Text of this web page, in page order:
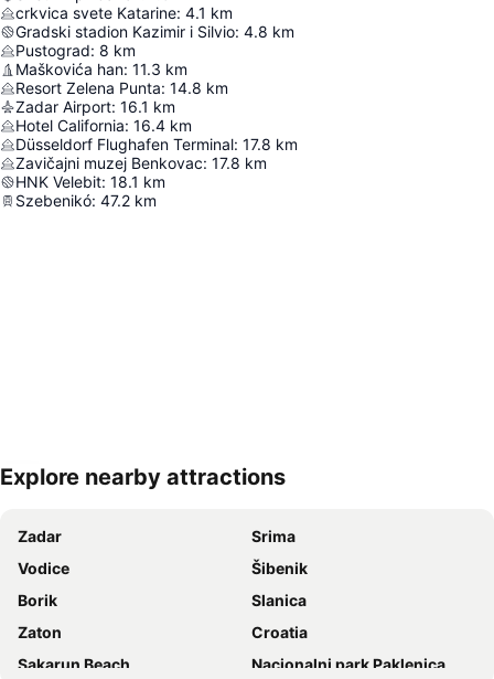
crkvica svete Katarine: 4.1 km
Gradski stadion Kazimir i Silvio: 4.8 km
Pustograd: 8 km
Maškovića han: 11.3 km
Resort Zelena Punta: 14.8 km
Zadar Airport: 16.1 km
Hotel California: 16.4 km
Düsseldorf Flughafen Terminal: 17.8 km
Zavičajni muzej Benkovac: 17.8 km
HNK Velebit: 18.1 km
Szebenikó: 47.2 km
Nagy méretű térkép
Explore nearby attractions
Zadar
Srima
Vodice
Šibenik
Borik
Slanica
Zaton
Croatia
Sakarun Beach
Nacionalni park Paklenica